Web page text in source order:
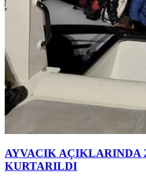
AYVACIK AÇIKLARINDA
KURTARILDI